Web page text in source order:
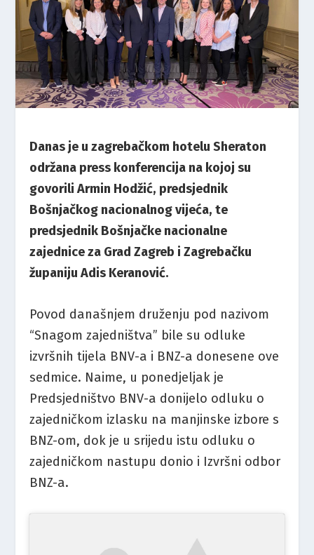
Danas je u zagrebačkom hotelu Sheraton
održana press konferencija na kojoj su
govorili Armin Hodžić, predsjednik
Bošnjačkog nacionalnog vijeća, te
predsjednik Bošnjačke nacionalne
zajednice za Grad Zagreb i Zagrebačku
županiju Adis Keranović.
Povod današnjem druženju pod nazivom
“Snagom zajedništva” bile su odluke
izvršnih tijela BNV-a i BNZ-a donesene ove
sedmice. Naime, u ponedjeljak je
Predsjedništvo BNV-a donijelo odluku o
zajedničkom izlasku na manjinske izbore s
BNZ-om, dok je u srijedu istu odluku o
zajedničkom nastupu donio i Izvršni odbor
BNZ-a.